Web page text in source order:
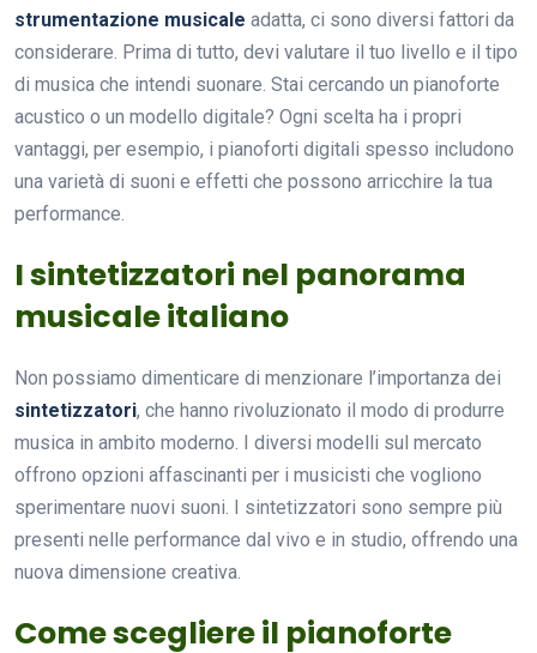
strumentazione musicale adatta, ci sono diversi fattori da
considerare. Prima di tutto, devi valutare il tuo livello e il tipo
di musica che intendi suonare. Stai cercando un pianoforte
acustico o un modello digitale? Ogni scelta ha i propri
vantaggi, per esempio, i pianoforti digitali spesso includono
una varietà di suoni e effetti che possono arricchire la tua
performance.
I sintetizzatori nel panorama
musicale italiano
Non possiamo dimenticare di menzionare l’importanza dei
sintetizzatori, che hanno rivoluzionato il modo di produrre
musica in ambito moderno. I diversi modelli sul mercato
offrono opzioni affascinanti per i musicisti che vogliono
sperimentare nuovi suoni. I sintetizzatori sono sempre più
presenti nelle performance dal vivo e in studio, offrendo una
nuova dimensione creativa.
Come scegliere il pianoforte